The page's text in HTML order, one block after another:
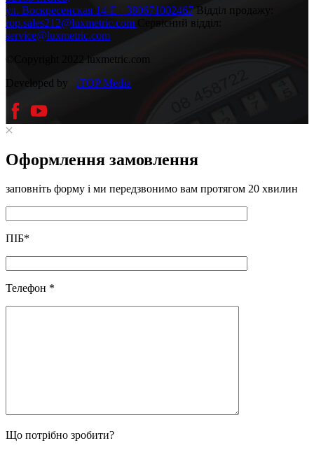
ул. Воскресенская 14-Е +380671002467 Відділ продажу:
rop.sales212@luxmetric.com
Сервісний відділ:
service@luxmetric.com
©Copyright 2022 luxmetric.com
Developed by iTOP Media
Оформлення замовлення
заповніть форму і ми передзвонимо вам протягом 20 хвилин
ПІБ*
Телефон *
Що потрібно зробити?